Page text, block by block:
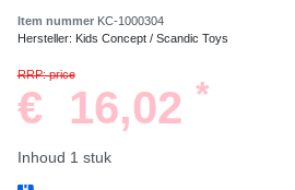
Item nummer KC-1000304
Hersteller: Kids Concept / Scandic Toys
RRP: price
€ 16,02 *
Inhoud 1 stuk